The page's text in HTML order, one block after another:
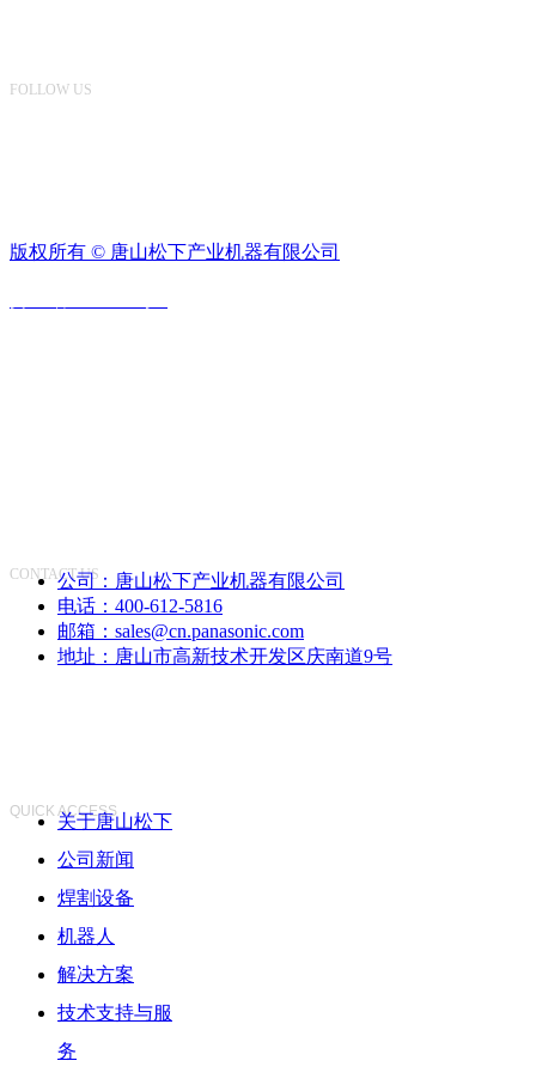
FOLLOW US
版权所有 © 唐山松下产业机器有限公司
CONTACT US
公司： 唐山松下产业机器有限公司
电话： 400-612-5816
邮箱： sales@cn.panasonic.com
地址： 唐山市高新技术开发区庆南道9号
QUICK ACCESS
关于唐山松下
公司新闻
焊割设备
机器人
解决方案
技术支持与服
务